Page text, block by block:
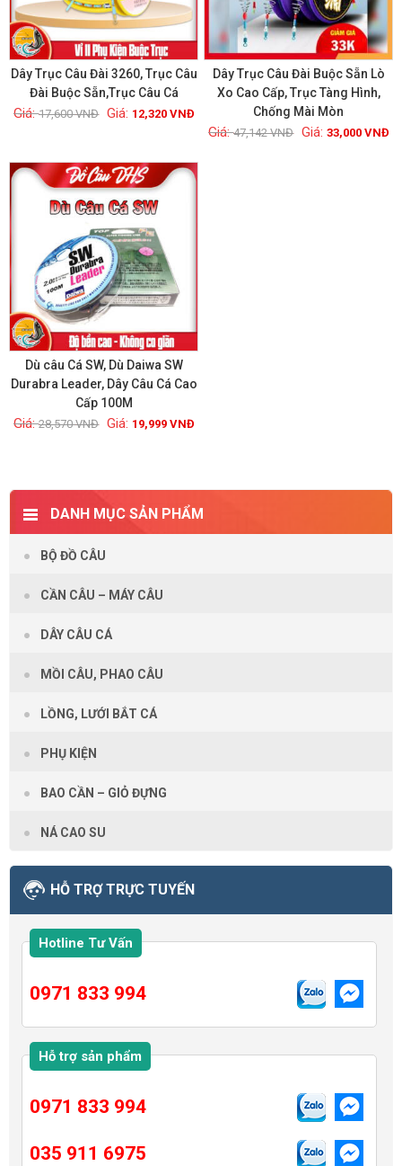
Dây Trục Câu Đài 3260, Trục Câu
Đài Buộc Sẵn,Trục Câu Cá
17,600VNĐ 12,320VNĐ
Xem chi tiết
Dây Trục Câu Đài Buộc Sẵn Lò
Xo Cao Cấp, Trục Tàng Hình,
Chống Mài Mòn
47,142VNĐ 33,000VNĐ
GIẢM GIÁ!
Xem chi tiết
Dù câu Cá SW, Dù Daiwa SW
Durabra Leader, Dây Câu Cá Cao
Cấp 100M
28,570VNĐ 19,999VNĐ
DANH MỤC SẢN PHẨM
BỘ ĐỒ CÂU
CẦN CÂU – MÁY CÂU
DÂY CÂU CÁ
MỒI CÂU, PHAO CÂU
LỒNG, LƯỚI BẮT CÁ
PHỤ KIỆN
BAO CẦN – GIỎ ĐỰNG
NÁ CAO SU
HỖ TRỢ TRỰC TUYẾN
Hotline Tư Vấn
0971 833 994
Hỗ trợ sản phẩm
0971 833 994
035 911 6975